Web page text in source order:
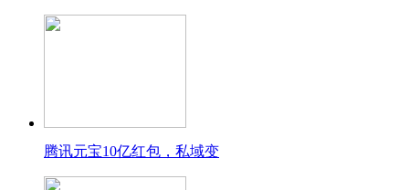
腾讯元宝10亿红包，私域变